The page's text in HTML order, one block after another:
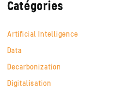
Catégories
Artificial Intelligence
Data
Decarbonization
Digitalisation